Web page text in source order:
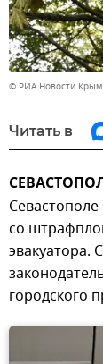
© РИА Новости Крым
Читать в
со
эвакуатора.
городского